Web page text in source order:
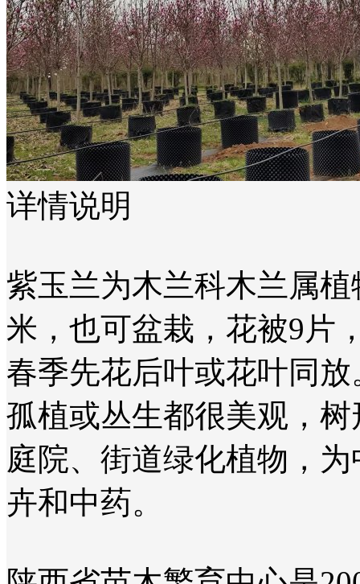
详情说明
紫玉兰为木兰科木兰属
米，也可盆栽，花被9片
春季先花后叶或花叶同
孤植或丛生都很美观，
庭院、街道绿化植物，
卉和中药。